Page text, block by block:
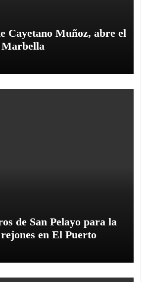
Cayetano Muñoz, abre el
Marbella
de San Pelayo para la
en El Puerto